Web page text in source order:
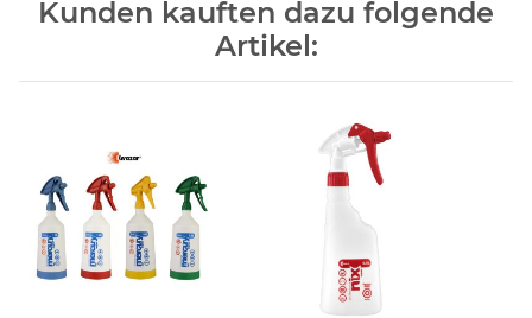
Kunden kauften dazu folgende
Artikel: